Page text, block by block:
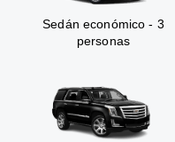
Sedán económico - 3
personas